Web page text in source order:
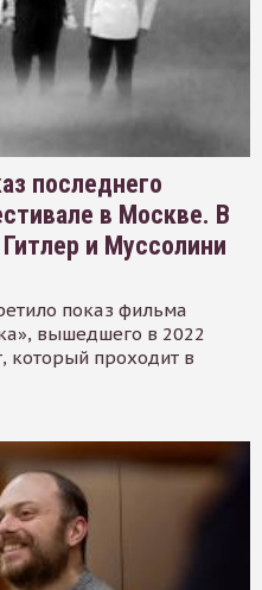
последнего
в Москве. В
и Муссолини
показ фильма
вышедшего в 2022
который проходит в